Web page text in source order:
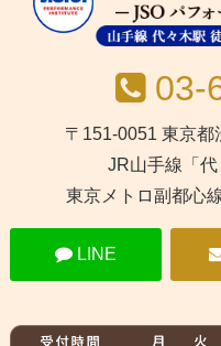
03-
〒151-0051 東京
JR山手線「
東京メトロ副都心
LINE